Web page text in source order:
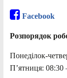
Facebook
Розпорядок
Понеділок-
П’ятниця: 08:30